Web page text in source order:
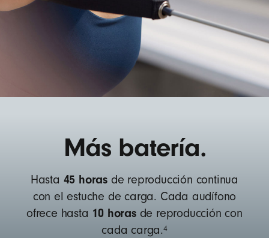
Más batería.
Hasta 45 horas de reproducción continua
con el estuche de carga. Cada audífono
ofrece hasta 10 horasde reproducción con
cada carga.4